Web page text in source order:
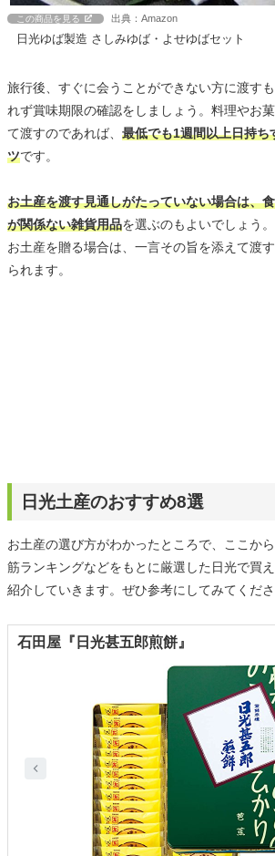
この商品を見る 出典：Amazon
日光ゆば製造 さしみゆば・よせゆばセット
旅行後、すぐに会うことができない方に渡す
れず賞味期限の確認をしましょう。料理やお
て渡すのであれば、 最低でも1週間以上日持ち
ツです。
お土産を渡す見通しがたっていない場合は、
が関係ない雑貨用品を選ぶのもよいでしょう
お土産を贈る場合は、一言その旨を添えて渡
られます。
日光土産のおすすめ8選
お土産の選び方がわかったところで、ここか
筋ランキングなどをもとに厳選した日光で買
紹介していきます。ぜひ参考にしてみてくださ
石田屋『日光甚五郎煎餅』